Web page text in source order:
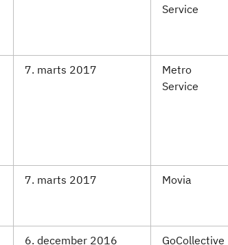
Service
7. marts 2017
Metro
Service
7. marts 2017 Movia
6. december 2016 GoCollective